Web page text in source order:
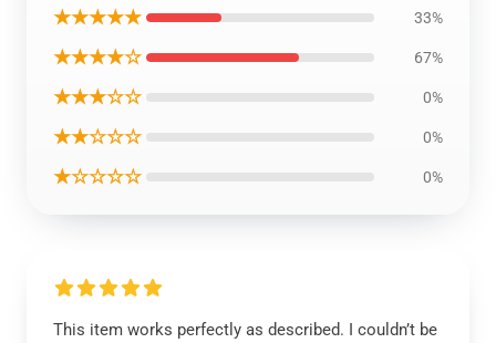
★★★★★ 33%
★★★★☆ 67%
★★★☆☆ 0%
★★☆☆☆ 0%
★☆☆☆☆ 0%
This item works perfectly as described. I couldn’t be